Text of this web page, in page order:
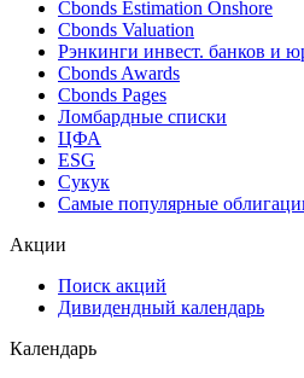
Cbonds Estimation Onshore
Cbonds Valuation
Рэнкинги инвест. банков и
Cbonds Awards
Cbonds Pages
Ломбардные списки
ЦФА
ESG
Сукук
Самые популярные
Акции
Поиск акций
Дивидендный календарь
Календарь